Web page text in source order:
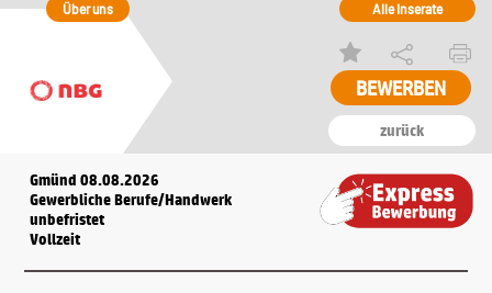
zurück
Über uns Alle Inserate
Gmünd 08.08.2026
Gewerbliche Berufe/Handwerk
unbefristet
Vollzeit